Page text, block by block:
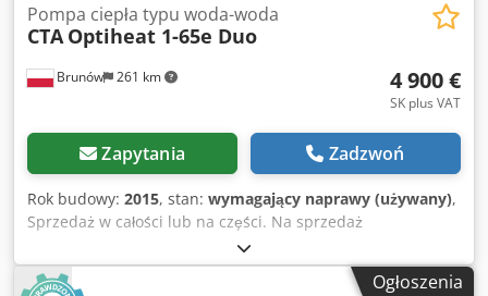
Brunów 261 km
Pompa ciepła typu woda-woda
CTA Optiheat 1-65e Duo
4 900 €
SK plus VAT
Zapytania Zadzwoń
Rok budowy: 2015, stan: wymagający naprawy (używany),
Sprzedaż w całości lub na części. Na sprzedaż
przemysłowa pompa ciepła typu woda/woda, model
OptiHeat 1-65e Duo, o mocy 77 kW. Producent: CTA Moc: 77
kW Dedpexxlwvofx Ahgokr Rok produkcji: 2015 KrajOgłoszenia